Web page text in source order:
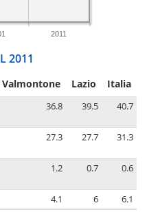
2011
2011
Valmontone Lazio Italia
36.8 39.5 40.7
27.3 27.7 31.3
1.2 0.7 0.6
4.1 6 6.1